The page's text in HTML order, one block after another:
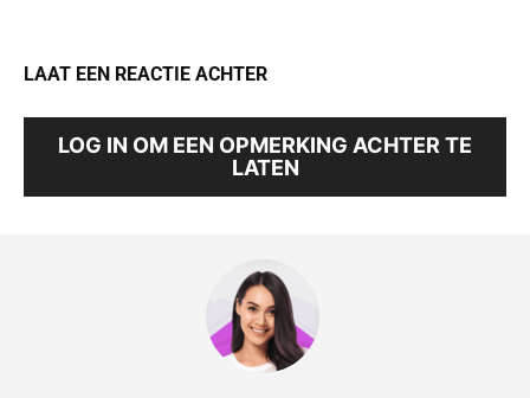
LAAT EEN REACTIE ACHTER
LOG IN OM EEN OPMERKING ACHTER TE
LATEN